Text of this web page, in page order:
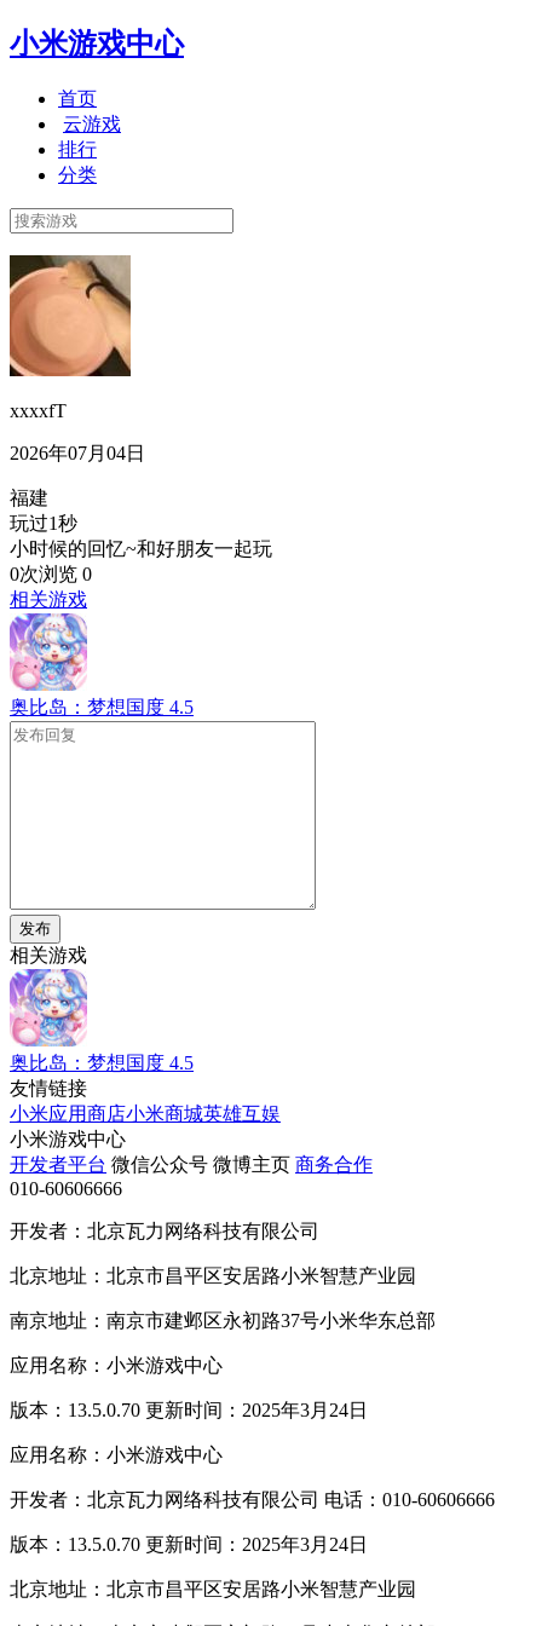
小米游戏中心
首页
云游戏
排行
分类
xxxxfT
2026年07月04日
福建
玩过1秒
小时候的回忆~和好朋友一起玩
0次浏览 0
相关游戏
奥比岛：梦想国度 4.5
发布
相关游戏
奥比岛：梦想国度 4.5
友情链接
小米应用商店小米商城英雄互娱
小米游戏中心
开发者平台 微信公众号 微博主页 商务合作
010-60606666
开发者：北京瓦力网络科技有限公司
北京地址：北京市昌平区安居路小米智慧产业园
南京地址：南京市建邺区永初路37号小米华东总部
应用名称：小米游戏中心
版本：13.5.0.70 更新时间：2025年3月24日
应用名称：小米游戏中心
开发者：北京瓦力网络科技有限公司 电话：010-60606666
版本：13.5.0.70 更新时间：2025年3月24日
北京地址：北京市昌平区安居路小米智慧产业园